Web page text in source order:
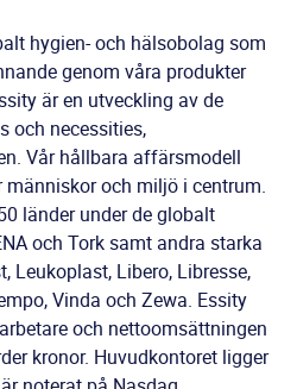
hygien- och hälsobolag som
genom våra produkter
är en utveckling av de
och necessities,
Vår hållbara affärsmodell
och miljö i centrum.
länder under de globalt
och Tork samt andra starka
Leukoplast, Libero, Libresse,
Vinda och Zewa. Essity
och nettoomsättningen
kronor. Huvudkontoret ligger